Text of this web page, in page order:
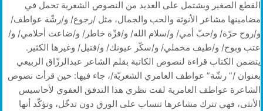
القطع الصغير ويشتمل على العديد من النصوص الشعرية تحمل في
مضامينها مشاعر الأنوثة والحب والجمال، مثل /رجوع/ و/رشّة عواطف/
و/روح حرّة/ و/حبّ أمي/ و/سلام الله/ و/فزّة خاطر/ و/ضاعت أحلامي/ و/
عتب وبوح/ و/طيف مخملي/ و/سكّر عيونك/ و/فتيل/ وغيرها الكثير.
يتضمن الكتاب قراءة لنصوص الكاتبة بقلم الشاعر عبدالرزّاق الربيعي
بعنوان /” رشّة” عواطف العامري الشعريّة/، جاء فيها: حين قرأت نصوص
الشاعرة عواطف العامرية لفت نظري هذا التدفق العفوي لأحاسيس
الأنثى، فهي تترك مشاعرها تنساب على الورق دون تدخّل، وتؤكّد أنها